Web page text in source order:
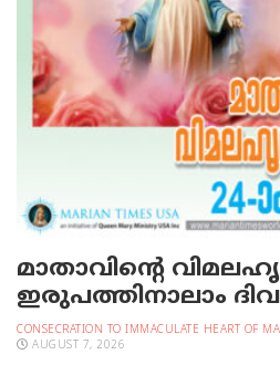
മാതാവിന്റെ
ഇരുപത്തിനാലാം
CONSECRATION TO IMMACULATE HEART OF
AUGUST 7, 2026